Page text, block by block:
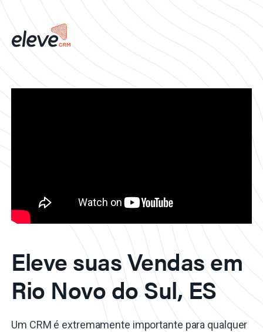
Eleve suas Vendas em
Rio Novo do Sul, ES
Um CRM é extremamente importante para qualquer